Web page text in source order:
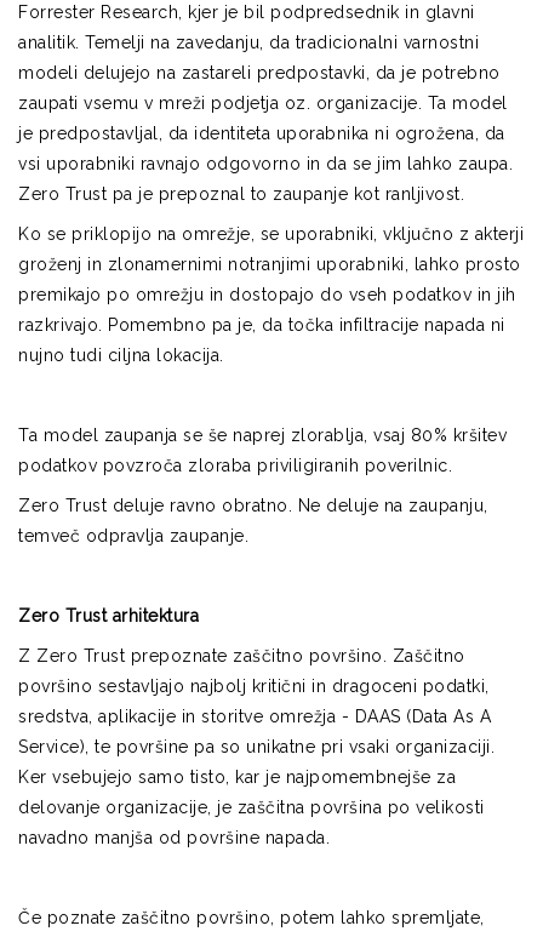
Forrester Research, kjer je bil podpredsednik in glavni
analitik. Temelji na zavedanju, da tradicionalni varnostni
modeli delujejo na zastareli predpostavki, da je potrebno
zaupati vsemu v mreži podjetja oz. organizacije. Ta model
je predpostavljal, da identiteta uporabnika ni ogrožena, da
vsi uporabniki ravnajo odgovorno in da se jim lahko zaupa.
Zero Trust pa je prepoznal to zaupanje kot ranljivost.
Ko se priklopijo na omrežje, se uporabniki, vključno z akterji
groženj in zlonamernimi notranjimi uporabniki, lahko prosto
premikajo po omrežju in dostopajo do vseh podatkov in jih
razkrivajo. Pomembno pa je, da točka infiltracije napada ni
nujno tudi ciljna lokacija.
Ta model zaupanja se še naprej zlorablja, vsaj 80% kršitev
podatkov povzroča zloraba priviligiranih poverilnic.
Zero Trust deluje ravno obratno. Ne deluje na zaupanju,
temveč odpravlja zaupanje.
Zero Trust arhitektura
Z Zero Trust prepoznate zaščitno površino. Zaščitno
površino sestavljajo najbolj kritični in dragoceni podatki,
sredstva, aplikacije in storitve omrežja - DAAS (Data As A
Service), te površine pa so unikatne pri vsaki organizaciji.
Ker vsebujejo samo tisto, kar je najpomembnejše za
delovanje organizacije, je zaščitna površina po velikosti
navadno manjša od površine napada.
Če poznate zaščitno površino, potem lahko spremljate,